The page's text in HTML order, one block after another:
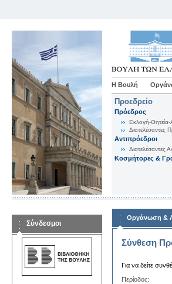
Η Βουλή
Προεδρείο
Πρόεδρος
Εκλογή-Θητεία-
Διατελέσαντες
Αντιπρόεδροι
Διατελέσαντες
Κοσμήτορες &
Σύνδεσμοι
Οργάνωση &
Σύνθεση
Για να δείτε
Περίοδος: